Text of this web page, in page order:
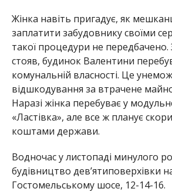
Жінка навіть пригадує, як
заплатити забудовнику своїми
такої процедури не передбачено.
стояв, будинок Валентини
комунальній власності. Це
відшкодування за втрачене
Наразі жінка перебуває у
«Ластівка», але все ж планує
коштами держави.
Водночас у листопаді минулого
будівництво девʼятиповерхівки
Гостомельському шосе, 12-14-16.